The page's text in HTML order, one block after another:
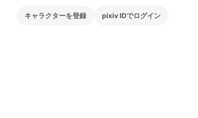
キャラクターを登録 pixiv IDでログイン